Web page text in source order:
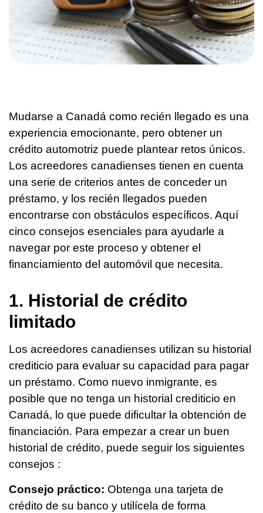
Mudarse a Canadá como recién llegado es una
experiencia emocionante, pero obtener un
crédito automotriz puede plantear retos únicos.
Los acreedores canadienses tienen en cuenta
una serie de criterios antes de conceder un
préstamo, y los recién llegados pueden
encontrarse con obstáculos específicos. Aquí
cinco consejos esenciales para ayudarle a
navegar por este proceso y obtener el
financiamiento del automóvil que necesita.
1. Historial de crédito
limitado
Los acreedores canadienses utilizan su historial
crediticio para evaluar su capacidad para pagar
un préstamo. Como nuevo inmigrante, es
posible que no tenga un historial crediticio en
Canadá, lo que puede dificultar la obtención de
financiación. Para empezar a crear un buen
historial de crédito, puede seguir los siguientes
consejos :
Consejo práctico: Obtenga una tarjeta de
crédito de su banco y utilícela de forma